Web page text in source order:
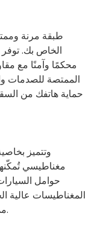
محكمًا وآمنًا مع
حماية هاتفك من
مغناطيسي
حوامل
المغناطيسات عالية
مما يضمن ثبات هاتفك في مكانه حتى أثناء التنقل.